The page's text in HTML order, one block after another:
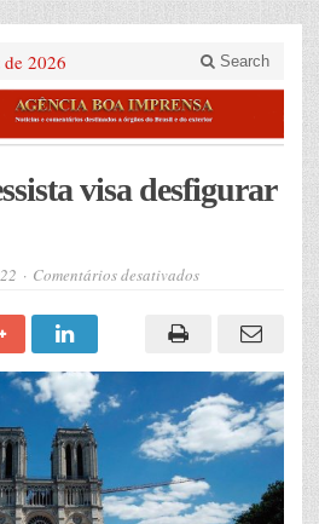
2026 Search
visa desfigurar
Comentários desativadosem
desfigurar
Dame